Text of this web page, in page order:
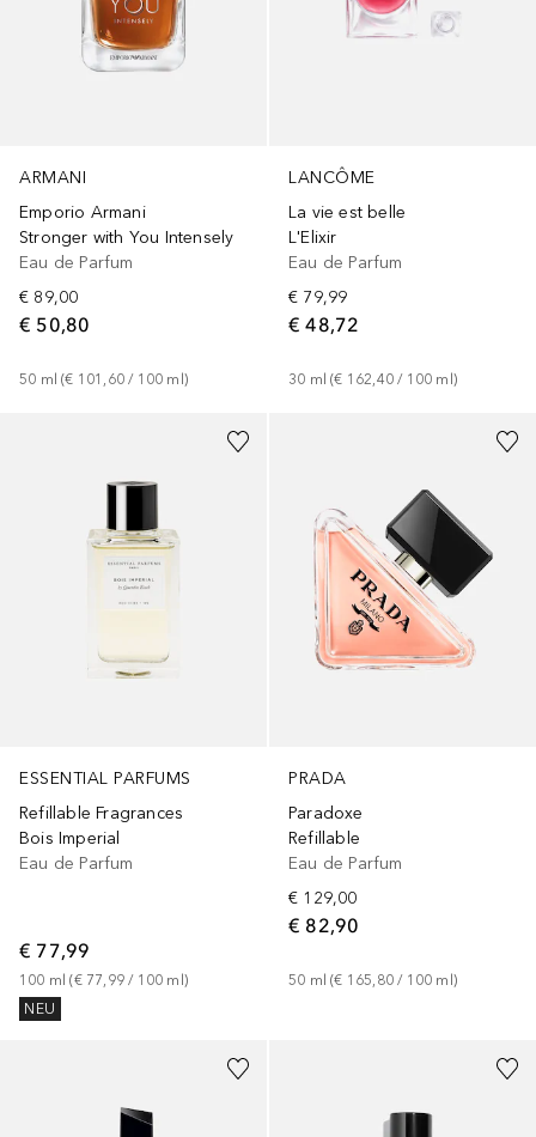
ARMANI
Emporio Armani
Stronger with You Intensely
Eau de Parfum
€ 89,00
€ 50,80
50 ml (€ 101,60 / 100 ml )
LANCÔME
La vie est belle
L'Elixir
Eau de Parfum
€ 79,99
€ 48,72
30 ml (€ 162,40 / 100 ml )
ESSENTIAL PARFUMS
Refillable Fragrances
Bois Imperial
Eau de Parfum
€ 77,99
100 ml (€ 77,99 / 100 ml)
NEU
PRADA
Paradoxe
Refillable
Eau de Parfum
€ 129,00
€ 82,90
50 ml (€ 165,80 / 100 ml)